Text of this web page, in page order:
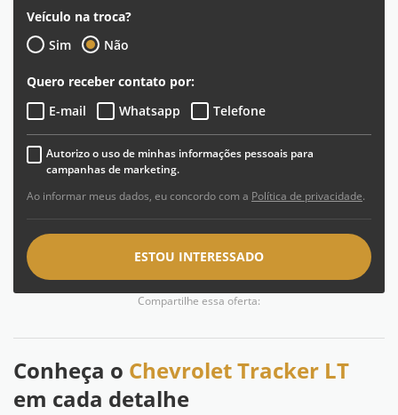
Veículo na troca?
Sim
Não
Quero receber contato por:
E-mail
Whatsapp Telefone
Autorizo o uso de minhas informações pessoais para
campanhas de marketing.
Ao informar meus dados, eu concordo com a Política de privacidade.
ESTOU INTERESSADO
Compartilhe essa oferta:
Conheça o Chevrolet Tracker LT
em cada detalhe